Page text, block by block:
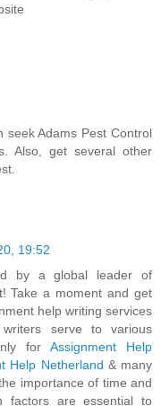
seek Adams Pest Control
Also, get several other
19:52
by a global leader of
Take a moment and get
help writing services
serve to various
for Assignment Help
Help Netherland & many
importance of time and
factors are essential to